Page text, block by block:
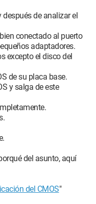
de analizar el
conectado al puerto
adaptadores.
excepto el disco del
de su placa base.
y salga de este
del asunto, aquí
del CMOS"